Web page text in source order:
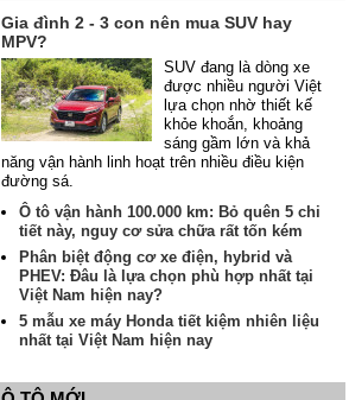
Gia đình 2 - 3 con nên mua SUV hay
MPV?
SUV đang là dòng xe
được nhiều người Việt
lựa chọn nhờ thiết kế
khỏe khoắn, khoảng
sáng gầm lớn và khả
năng vận hành linh hoạt trên nhiều điều kiện
đường sá.
Ô tô vận hành 100.000 km: Bỏ quên 5 chi
tiết này, nguy cơ sửa chữa rất tốn kém
Phân biệt động cơ xe điện, hybrid và
PHEV: Đâu là lựa chọn phù hợp nhất tại
Việt Nam hiện nay?
5 mẫu xe máy Honda tiết kiệm nhiên liệu
nhất tại Việt Nam hiện nay